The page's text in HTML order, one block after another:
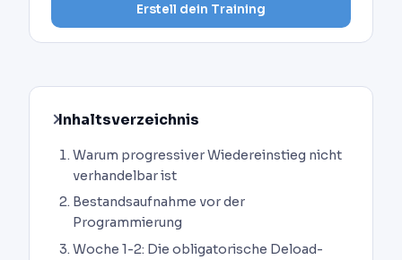
Erstell dein Training
Inhaltsverzeichnis
Warum progressiver Wiedereinstieg nicht
verhandelbar ist
Bestandsaufnahme vor der
Programmierung
Woche 1-2: Die obligatorische Deload-